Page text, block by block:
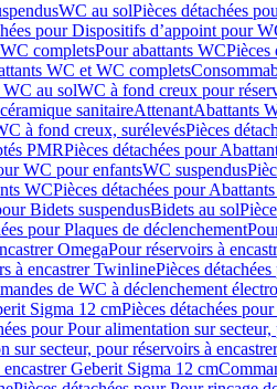
WC au solPièces détachées
pour Dispositifs d’appoint pour
completsPour abattants WCPièces
WC et WC complets
WC au solWC à fond creux pour
sanitaireAttenantAbattants
à fond creux, surélevésPièces
PMRPièces détachées pour
WC pour enfantsWC suspendus
WCPièces détachées pour
Bidets suspendusBidets au sol
pour Plaques de déclenchement
OmegaPour réservoirs à
à encastrer TwinlinePièces
de WC à déclenchement
Sigma 12 cmPièces détachées
pour Pour alimentation sur
sur secteur, pour réservoirs à
Geberit Sigma 12 cm